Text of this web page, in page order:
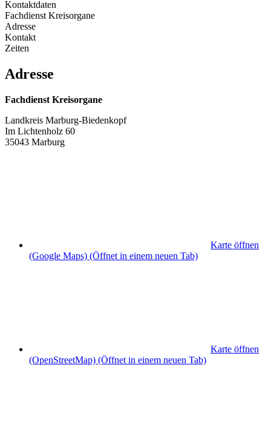
Kontaktdaten
Fachdienst Kreisorgane
Adresse
Kontakt
Zeiten
Adresse
Fachdienst Kreisorgane
Landkreis Marburg-Biedenkopf
Im Lichtenholz 60
35043 Marburg
Karte öffnen
(Google Maps) (Öffnet in einem neuen Tab)
Karte öffnen
(OpenStreetMap) (Öffnet in einem neuen Tab)